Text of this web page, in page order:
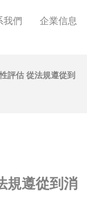
我們 企業信息
評估 從法規遵從到
規遵從到消